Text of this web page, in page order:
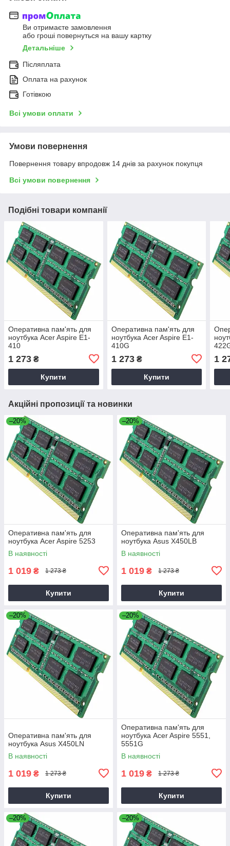
Ви отримаєте замовлення
або гроші повернуться на вашу картку
Детальніше
Післяплата
Оплата на рахунок
Готівкою
Всі умови оплати
Умови повернення
Повернення товару впродовж 14 днів за рахунок покупця
Всі умови повернення
Подібні товари компанії
Оперативна пам'ять для
ноутбука Acer Aspire E1-
410
1 273 ₴
Купити
Оперативна пам'ять для
ноутбука Acer Aspire E1-
410G
1 273₴
Купити
1
Акційні пропозиції та новинки
–20%
Оперативна пам'ять для
ноутбука Acer Aspire 5253
В наявності
1 019 ₴ 1 273 ₴
Купити
–20%
Оперативна пам'ять для
ноутбука Asus X450LB
В наявності
1 019 ₴ 1 273 ₴
Купити
–20%
Оперативна пам'ять для
ноутбука Asus X450LN
В наявності
1 019 ₴ 1 273 ₴
Купити
–20%
Оперативна пам'ять для
ноутбука Acer Aspire 5551,
5551G
В наявності
1 019 ₴ 1 273 ₴
Купити
–20% –20%